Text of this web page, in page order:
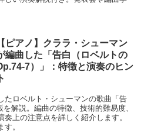
【ピアノ】クララ・シューマン
編曲した「告白（ロベルトの
7）」：特徴と演奏のヒン
ト
たロベルト・シューマンの歌曲「告
解説。編曲の特徴、技術的難易度、
奏上の注意点を詳しく紹介します。
。